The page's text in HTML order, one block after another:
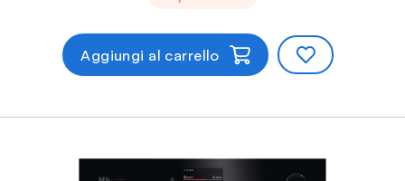
Aggiungi al carrello